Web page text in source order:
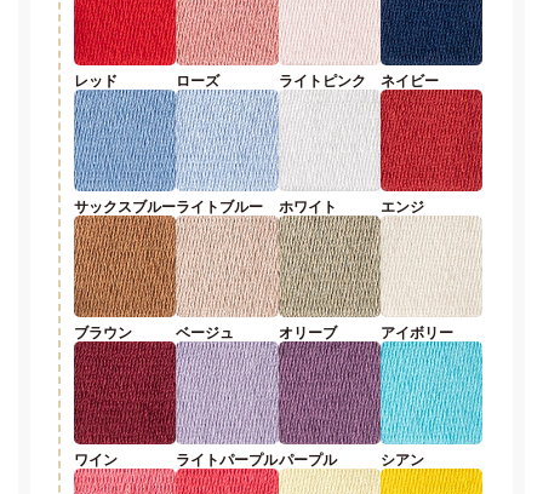
レッド ローズ ライトピンク ネイビー
サックスブルーライトブルー ホワイト エンジ
ブラウン ベージュ オリーブ アイボリー
ワイン ライトパープルパープル シアン